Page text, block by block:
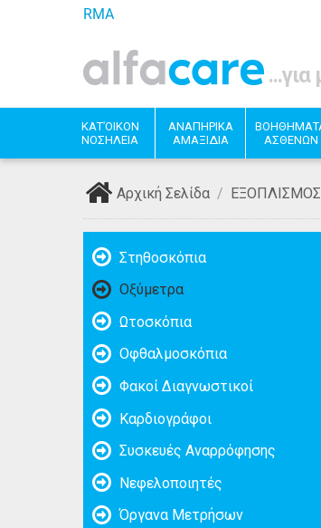
RMA
...για
ΚΑΤ'ΟΙΚΟΝ
ΝΟΣΗΛΕΙΑ
ΑΝΑΠΗΡΙΚΑ
ΑΜΑΞΙΔΙΑ
ΑΣΘΕΝΩΝ
Αρχική Σελίδα / ΕΞΟΠΛΙΣΜΟΣ
Στηθοσκόπια
Οξύμετρα
Ωτοσκόπια
Οφθαλμοσκόπια
Φακοί Διαγνωστικοί
Καρδιογράφοι
Συσκευές Αναρρόφησης
Νεφελοποιητές
Όργανα Μετρήσων